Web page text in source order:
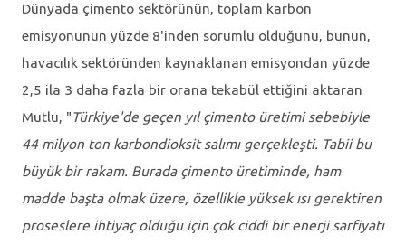
Dünyada çimento sektörünün, toplam karbon
emisyonunun yüzde 8'inden sorumlu olduğunu, bunun,
havacılık sektöründen kaynaklanan emisyondan yüzde
2,5 ila 3 daha fazla bir orana tekabül ettiğini aktaran
Mutlu, "Türkiye'de geçen yıl çimento üretimi sebebiyle
44 milyon ton karbondioksit salımı gerçekleşti. Tabii bu
büyük bir rakam. Burada çimento üretiminde, ham
madde başta olmak üzere, özellikle yüksek ısı gerektiren
proseslere ihtiyaç olduğu için çok ciddi bir enerji sarfiyatı